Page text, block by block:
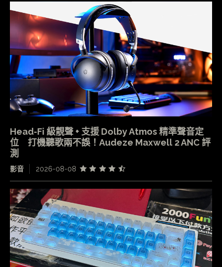
Head-Fi 級靚聲 + 支援 Dolby Atmos 精準聲音定
位 打機聽歌兩不誤！Audeze Maxwell 2 ANC 評
測
影音 2026-08-08